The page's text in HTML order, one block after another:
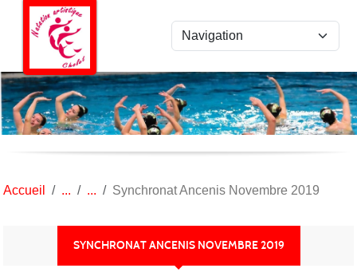
Accueil Synchronat Ancenis Novembre 2019
SYNCHRONAT ANCENIS NOVEMBRE 2019
Panneau de gestion des cookies